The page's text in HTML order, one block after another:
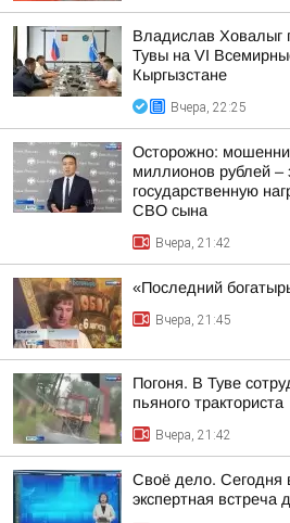
Владислав Ховалыг
Тувы на VI
Кыргызстане
Вчера, 22:25
Осторожно:
миллионов рублей –
государственную
СВО сына
Вчера, 21:42
«Последний
Вчера, 21:45
Погоня. В Туве
пьяного тракториста
Вчера, 21:42
Своё дело.
экспертная